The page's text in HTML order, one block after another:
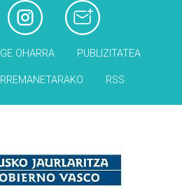
OHARRA PUBLIZITATEA
RSS